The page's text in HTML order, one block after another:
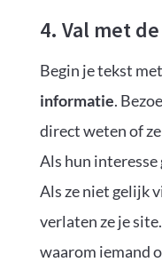
4. Val met
Begin je tekst
informatie.
direct weten of
Als hun interesse
Als ze niet gelijk
verlaten ze je
waarom iemand